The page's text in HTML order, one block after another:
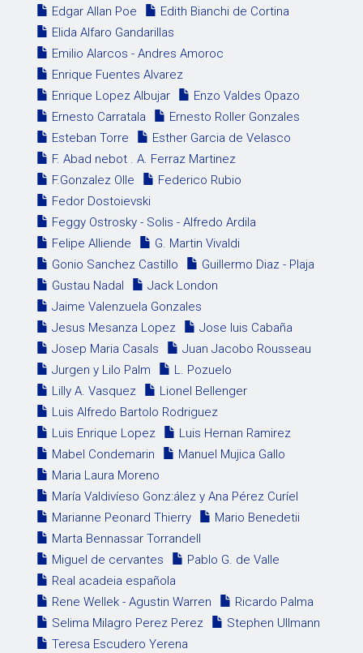
Edgar Allan Poe
Edith Bianchi de Cortina
Elida Alfaro Gandarillas
Emilio Alarcos - Andres Amoroc
Enrique Fuentes Alvarez
Enrique Lopez Albujar
Enzo Valdes Opazo
Ernesto Carratala
Ernesto Roller Gonzales
Esteban Torre
Esther Garcia de Velasco
F. Abad nebot . A. Ferraz Martinez
F.Gonzalez Olle
Federico Rubio
Fedor Dostoievski
Feggy Ostrosky - Solis - Alfredo Ardila
Felipe Alliende
G. Martin Vivaldi
Gonio Sanchez Castillo
Guillermo Diaz - Plaja
Gustau Nadal
Jack London
Jaime Valenzuela Gonzales
Jesus Mesanza Lopez
Jose luis Cabaña
Josep Maria Casals
Juan Jacobo Rousseau
Jurgen y Lilo Palm
L. Pozuelo
Lilly A. Vasquez
Lionel Bellenger
Luis Alfredo Bartolo Rodriguez
Luis Enrique Lopez
Luis Hernan Ramirez
Mabel Condemarin
Manuel Mujica Gallo
Maria Laura Moreno
María Valdivíeso Gonz:ález y Ana Pérez Curíel
Marianne Peonard Thierry
Mario Benedetii
Marta Bennassar Torrandell
Miguel de cervantes
Pablo G. de Valle
Real acadeia española
Rene Wellek - Agustin Warren
Ricardo Palma
Selima Milagro Perez Perez
Stephen Ullmann
Teresa Escudero Yerena